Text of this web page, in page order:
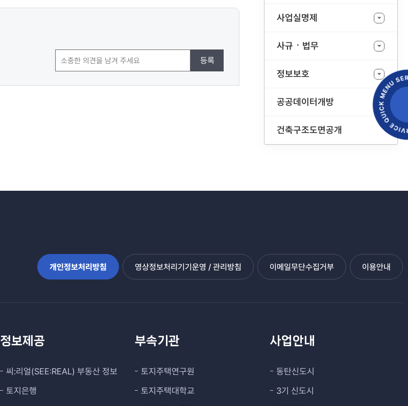
사업실명제
사규ㆍ법무
정보보호
공공데이터개방
건축구조도면공개
등록
개인정보처리방침 영상정보처리기기운영 / 관리방침 이메일무단수집거부 이용안내
정보제공
씨:리얼(SEE:REAL) 부동산 정보
토지은행
부속기관
토지주택연구원
토지주택대학교
사업안내
동탄신도시
3기 신도시